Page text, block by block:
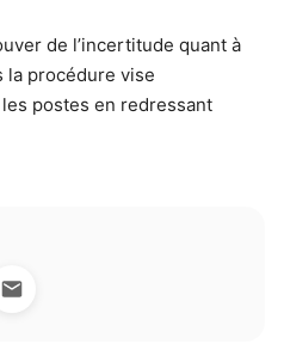
de l’incertitude quant à
la procédure vise
postes en redressant